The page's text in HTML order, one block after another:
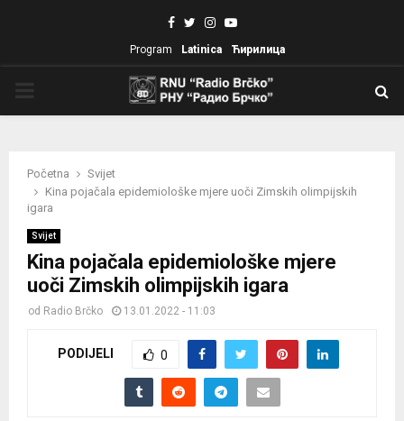
Facebook
TwitterInstagram
Youtube
Program Latinica Ћирилица
Početna
Svijet
Kina pojačala epidemiološke mjere uoči Zimskih olimpijskih
igara
Svijet
Kina pojačala epidemiološke mjere
uoči Zimskih olimpijskih igara
od Radio Brčko 13.01.2022 - 11:03
PODIJELI 0